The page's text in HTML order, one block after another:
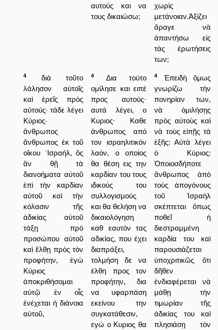
αυτούς και να
τους δικαιώσω;
χωρὶς
μετάνοιαν.Ἀξίζει
ἄραγε νὰ
ἀπαντήσω εἰς
τὰς ἐρωτήσεις
των;
4
διὰ τοῦτο
λάλησον αὐτοῖς
καὶ ἐρεῖς πρὸς
αὐτούς· τάδε λέγει
Κύριος·
ἄνθρωπος
ἄνθρωπος ἐκ τοῦ
οἴκου ᾿Ισραήλ, ὃς
ἂν θῇ τὰ
διανοήματα αὐτοῦ
ἐπὶ τὴν καρδίαν
αὐτοῦ καὶ τὴν
κόλασιν τῆς
ἀδικίας αὐτοῦ
τάξῃ πρὸ
προσώπου αὐτοῦ
καὶ ἔλθῃ πρὸς τὸν
προφήτην, ἐγὼ
Κύριος
ἀποκριθήσομαι
αὐτῷ ἐν οἷς
ἐνέχεται ἡ διάνοια
αὐτοῦ,
4
Δια τούτο
ομίλησε και ειπέ
προς αυτούς·
αυτά λέγει, ο
Κυριος· Καθε
άνθρωπος από
τον ισραηλιτικόν
λαόν, ο οποίος
θα θέση εις την
καρδίαν του τους
ιδικούς του
συλλογισμούς
και θα θελήση να
δικαιολόγηση
καθ εαυτόν τας
αδικίας, που έχει
διαπράξει,
τολμήση δε να
έλθη προς τον
προφήτην, δια
να υφαρπάση
εκείνου την
συγκατάθεσιν,
εγώ ο Κυριος θα
4
Ἐπειδὴ ὅμως
γνωρίζω τὴν
πονηρίαν των,
νὰ ὁμιλήσῃς
πρὸς αὐτοὺς καὶ
νὰ τοὺς εἰπῇς τὰ
ἑξῆς: Αὐτὰ λέγει
ὁ Κύριος:
Ὁποιοσδήποτε
ἄνθρωπος ἀπὸ
τοὺς ἀπογόνους
τοῦ Ἰσραὴλ
σκέπτεται ὅπως
ποθεῖ ἡ
διεστραμμένη
καρδία του καὶ
παρουσιάζεται
ὑποχριτικῶς ὅτι
δῆθεν
ἐνδιαφέρεται νὰ
μάθῃ τὴν
τιμωρίαν τῆς
ἀδικίας του καὶ
πλησιάσῃ τὸν